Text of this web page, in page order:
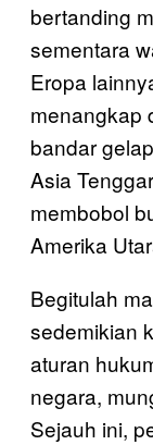
bertanding
sementara
Eropa
menangkap
bandar
Asia
membobol
Amerika
Begitulah
sedemikian
aturan
negara,
Sejauh ini,